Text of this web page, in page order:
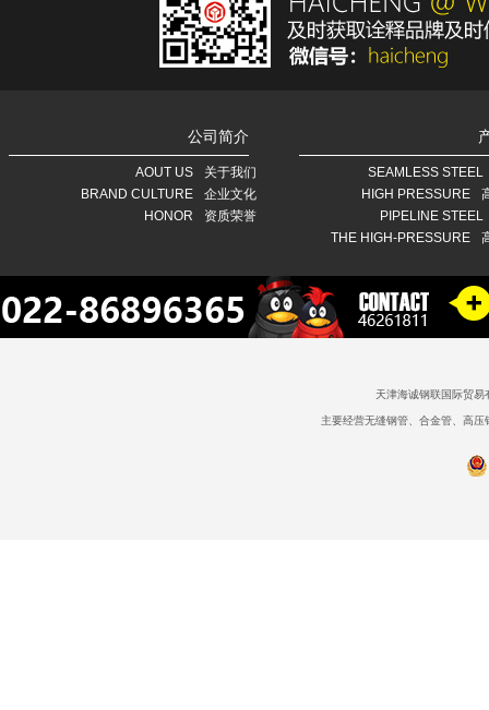
公司简介
AOUT US
关于我们
BRAND CULTURE
企业文化
HONOR
资质荣誉
SEAMLESS STEEL
HIGH PRESSURE
PIPELINE STEEL
THE HIGH-PRESSURE
天津海诚钢联国际贸
主要经营无缝钢管、合金管、高